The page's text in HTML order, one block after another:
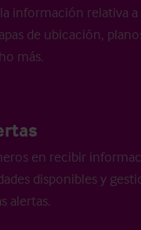
información relativa a
de ubicación,
más.
en recibir
disponibles y
alertas.